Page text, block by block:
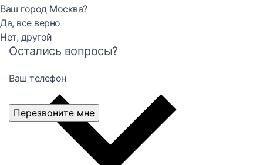
Ваш город Москва?
Да, все верно
Нет, другой
Остались вопросы?
Ваш телефон
Перезвоните мне